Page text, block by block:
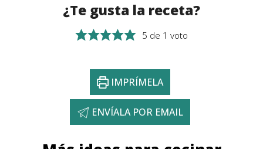
¿Te gusta la receta?
5 de 1 voto
IMPRÍMELA
ENVÍALA POR EMAIL